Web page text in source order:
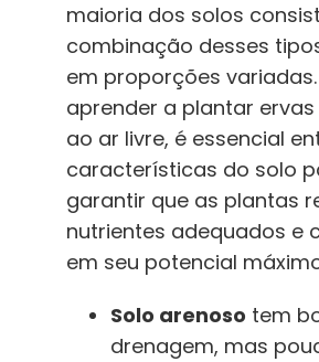
maioria dos solos
combinação desses
em proporções
aprender a plantar
ao ar livre, é essencial
características do solo
garantir que as plantas
nutrientes adequados e
em seu potencial
Solo arenoso tem
drenagem, mas